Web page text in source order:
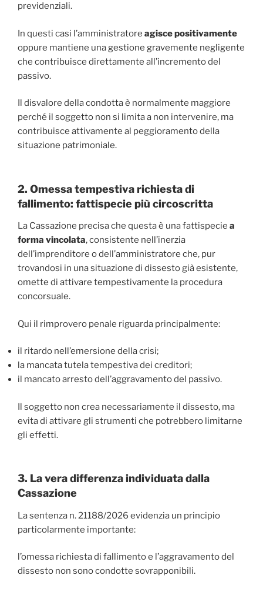
previdenziali.
In questi casi l’amministratore agisce positivamente
oppure mantiene una gestione gravemente negligente
che contribuisce direttamente all’incremento del
passivo.
Il disvalore della condotta è normalmente maggiore
perché il soggetto non si limita a non intervenire, ma
contribuisce attivamente al peggioramento della
situazione patrimoniale.
2. Omessa tempestiva richiesta di
fallimento: fattispecie più circoscritta
La Cassazione precisa che questa è una fattispecie a
forma vincolata, consistente nell’inerzia
dell’imprenditore o dell’amministratore che, pur
trovandosi in una situazione di dissesto già esistente,
omette di attivare tempestivamente la procedura
concorsuale.
Qui il rimprovero penale riguarda principalmente:
il ritardo nell’emersione della crisi;
la mancata tutela tempestiva dei creditori;
il mancato arresto dell’aggravamento del passivo.
Il soggetto non crea necessariamente il dissesto, ma
evita di attivare gli strumenti che potrebbero limitarne
gli effetti.
3. La vera differenza individuata dalla
Cassazione
La sentenza n. 21188/2026 evidenzia un principio
particolarmente importante:
l’omessa richiesta di fallimento e l’aggravamento del
dissesto non sono condotte sovrapponibili.